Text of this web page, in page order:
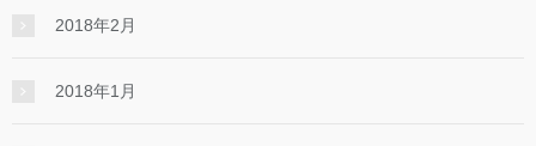
2018年2月
2018年1月